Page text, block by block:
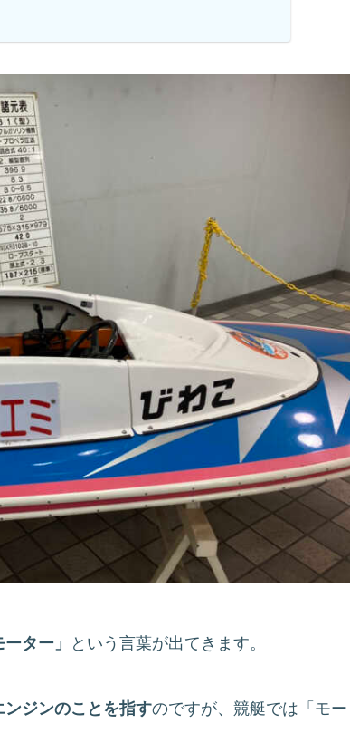
ーター」 という言葉が出てきます。
ンジンのことを指すのですが、競艇では「モー